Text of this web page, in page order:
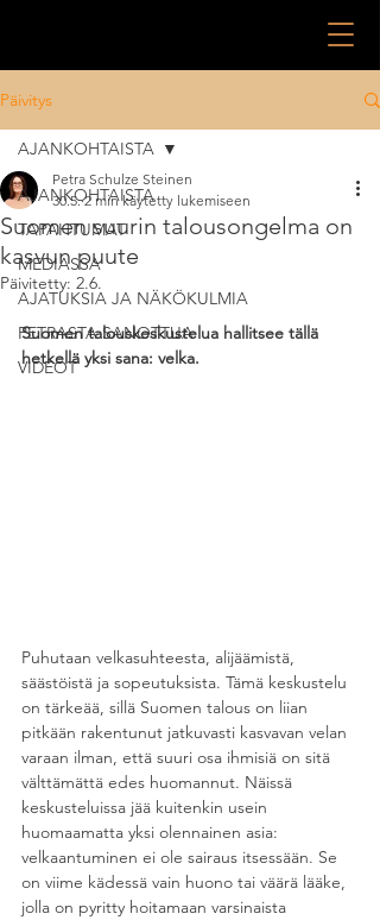
Päivitys
AJANKOHTAISTA
TAPAHTUMAT
MEDIASSA
AJATUKSIA JA NÄKÖKULMIA
PETRASTA SANOTTUA
VIDEOT
AJANKOHTAISTA
Suomen suurin talousongelma on
kasvun puute
Petra Schulze Steinen
30.5. 2 min käytetty lukemiseen
Päivitetty: 2.6.
Suomen talouskeskustelua hallitsee tällä
hetkellä yksi sana: velka.
Puhutaan velkasuhteesta, alijäämistä,
säästöistä ja sopeutuksista. Tämä keskustelu
on tärkeää, sillä Suomen talous on liian
pitkään rakentunut jatkuvasti kasvavan velan
varaan ilman, että suuri osa ihmisiä on sitä
välttämättä edes huomannut. Näissä
keskusteluissa jää kuitenkin usein
huomaamatta yksi olennainen asia:
velkaantuminen ei ole sairaus itsessään. Se
on viime kädessä vain huono tai väärä lääke,
jolla on pyritty hoitamaan varsinaista